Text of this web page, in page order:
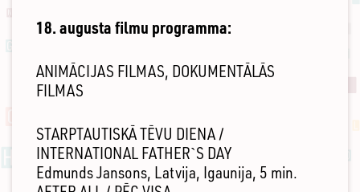
18. augusta filmu programma:
ANIMĀCIJAS FILMAS, DOKUMENTĀLĀS
FILMAS
STARPTAUTISKĀ TĒVU DIENA /
INTERNATIONAL FATHER`S DAY
Edmunds Jansons, Latvija, Igaunija, 5 min.